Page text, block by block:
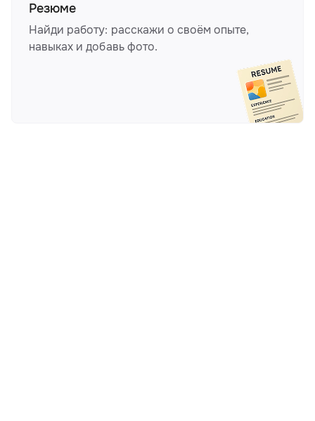
Резюме
Найди работу: расскажи о своём опыте,
навыках и добавь фото.